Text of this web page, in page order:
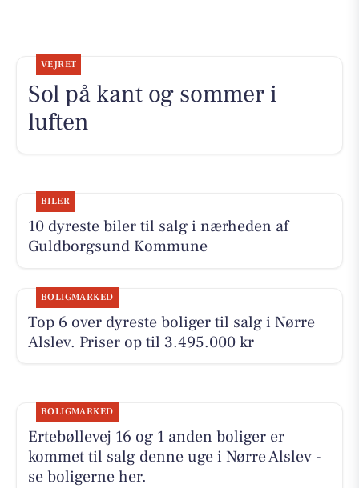
VEJRET
Sol på kant og sommer i
luften
BILER
10 dyreste biler til salg i nærheden af
Guldborgsund Kommune
BOLIGMARKED
Top 6 over dyreste boliger til salg i Nørre
Alslev. Priser op til 3.495.000 kr
BOLIGMARKED
Ertebøllevej 16 og 1 anden boliger er
kommet til salg denne uge i Nørre Alslev -
se boligerne her.